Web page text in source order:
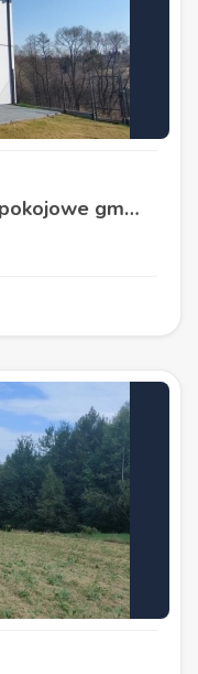
2 poziomowe mieszkanie 4 pokojowe gm. Mogilany